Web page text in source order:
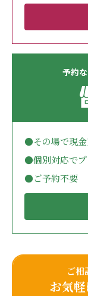
予約
●その場で現金
●個別対応で
●ご予約不要
ご相
お気